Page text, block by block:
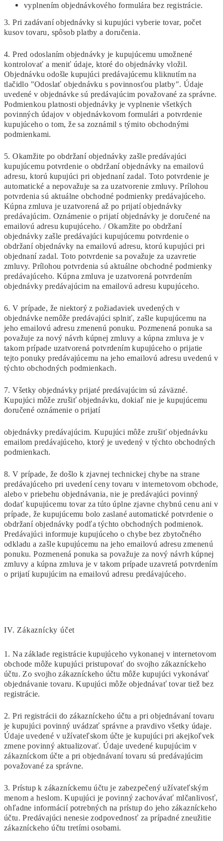
vyplnením objednávkového formulára bez registrácie.
3. Pri zadávaní objednávky si kupujúci vyberie tovar, počet
kusov tovaru, spôsob platby a doručenia.
4. Pred odoslaním objednávky je kupujúcemu umožnené
kontrolovať a meniť údaje, ktoré do objednávky vložil.
Objednávku odošle kupujúci predávajúcemu kliknutím na
tlačidlo "Odoslať objednávku s povinnosťou platby". Údaje
uvedené v objednávke sú predávajúcim považované za správne.
Podmienkou platnosti objednávky je vyplnenie všetkých
povinných údajov v objednávkovom formulári a potvrdenie
kupujúceho o tom, že sa zoznámil s týmito obchodnými
podmienkami.
5. Okamžite po obdržaní objednávky zašle predávajúci
kupujúcemu potvrdenie o obdržaní objednávky na emailovú
adresu, ktorú kupujúci pri objednaní zadal. Toto potvrdenie je
automatické a nepovažuje sa za uzatvorenie zmluvy. Prílohou
potvrdenia sú aktuálne obchodné podmienky predávajúceho.
Kúpna zmluva je uzatvorená až po prijatí objednávky
predávajúcim. Oznámenie o prijatí objednávky je doručené na
emailovú adresu kupujúceho. / Okamžite po obdržaní
objednávky zašle predávajúci kupujúcemu potvrdenie o
obdržaní objednávky na emailovú adresu, ktorú kupujúci pri
objednaní zadal. Toto potvrdenie sa považuje za uzavretie
zmluvy. Prílohou potvrdenia sú aktuálne obchodné podmienky
predávajúceho. Kúpna zmluva je uzatvorená potvrdením
objednávky predávajúcim na emailovú adresu kupujúceho.
6. V prípade, že niektorý z požiadaviek uvedených v
objednávke nemôže predávajúci splniť, zašle kupujúcemu na
jeho emailovú adresu zmenenú ponuku. Pozmenená ponuka sa
považuje za nový návrh kúpnej zmluvy a kúpna zmluva je v
takom prípade uzatvorená potvrdením kupujúceho o prijatie
tejto ponuky predávajúcemu na jeho emailovú adresu uvedenú v
týchto obchodných podmienkach.
7. Všetky objednávky prijaté predávajúcim sú záväzné.
Kupujúci môže zrušiť objednávku, dokiaľ nie je kupujúcemu
doručené oznámenie o prijatí
objednávky predávajúcim. Kupujúci môže zrušiť objednávku
emailom predávajúceho, ktorý je uvedený v týchto obchodných
podmienkach.
8. V prípade, že došlo k zjavnej technickej chybe na strane
predávajúceho pri uvedení ceny tovaru v internetovom obchode,
alebo v priebehu objednávania, nie je predávajúci povinný
dodať kupujúcemu tovar za túto úplne zjavne chybnú cenu ani v
prípade, že kupujúcemu bolo zaslané automatické potvrdenie o
obdržaní objednávky podľa týchto obchodných podmienok.
Predávajúci informuje kupujúceho o chybe bez zbytočného
odkladu a zašle kupujúcemu na jeho emailovú adresu zmenenú
ponuku. Pozmenená ponuka sa považuje za nový návrh kúpnej
zmluvy a kúpna zmluva je v takom prípade uzavretá potvrdením
o prijatí kupujúcim na emailovú adresu predávajúceho.
IV. Zákaznícky účet
1. Na základe registrácie kupujúceho vykonanej v internetovom
obchode môže kupujúci pristupovať do svojho zákazníckeho
účtu. Zo svojho zákazníckeho účtu môže kupujúci vykonávať
objednávanie tovaru. Kupujúci môže objednávať tovar tiež bez
registrácie.
2. Pri registrácii do zákazníckeho účtu a pri objednávaní tovaru
je kupujúci povinný uvádzať správne a pravdivo všetky údaje.
Údaje uvedené v užívateľskom účte je kupujúci pri akejkoľvek
zmene povinný aktualizovať. Údaje uvedené kupujúcim v
zákazníckom účte a pri objednávaní tovaru sú predávajúcim
považované za správne.
3. Prístup k zákazníckemu účtu je zabezpečený užívateľským
menom a heslom. Kupujúci je povinný zachovávať mlčanlivosť,
ohľadne informácií potrebných na prístup do jeho zákazníckeho
účtu. Predávajúci nenesie zodpovednosť za prípadné zneužitie
zákazníckeho účtu tretími osobami.